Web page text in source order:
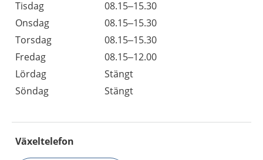
Tisdag
08.15–15.30
Onsdag
08.15–15.30
Torsdag
08.15–15.30
Fredag
08.15–12.00
Lördag
Stängt
Söndag
Stängt
Växeltelefon